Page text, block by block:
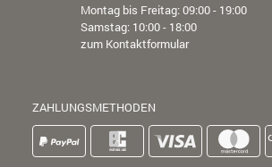
Montag bis Freitag: 09:00 - 19:00
Samstag: 10:00 - 18:00
zum Kontaktformular
ZAHLUNGSMETHODEN